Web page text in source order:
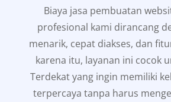
Biaya jasa pembuatan
profesional kami dirancang
menarik, cepat diakses, dan
karena itu, layanan ini cocok
Terdekat yang ingin memiliki
terpercaya tanpa harus